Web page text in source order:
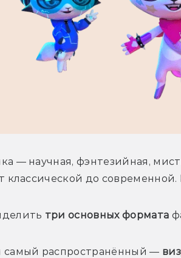
— научная, фэнтезийная,
классической до
три основных формата
самый распространённый —